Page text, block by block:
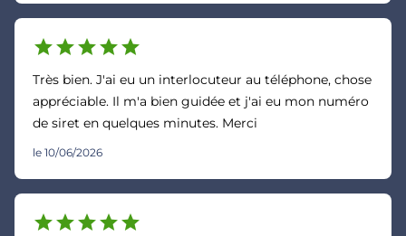
starstarstarstarstar
Très bien. J'ai eu un interlocuteur au téléphone, chose
appréciable. Il m'a bien guidée et j'ai eu mon numéro
de siret en quelques minutes. Merci
le 10/06/2026
starstarstarstarstar